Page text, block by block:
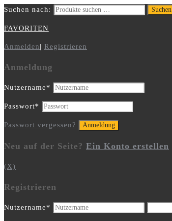
Suchen nach: Suchen
FAVORITEN
Anmelden| Registrieren
Anmeldung
Nutzername*
Passwort*
Passwort vergessen?
Neu auf der Seite? Ein Konto erstellen
(X)
Registrieren
Nutzername*